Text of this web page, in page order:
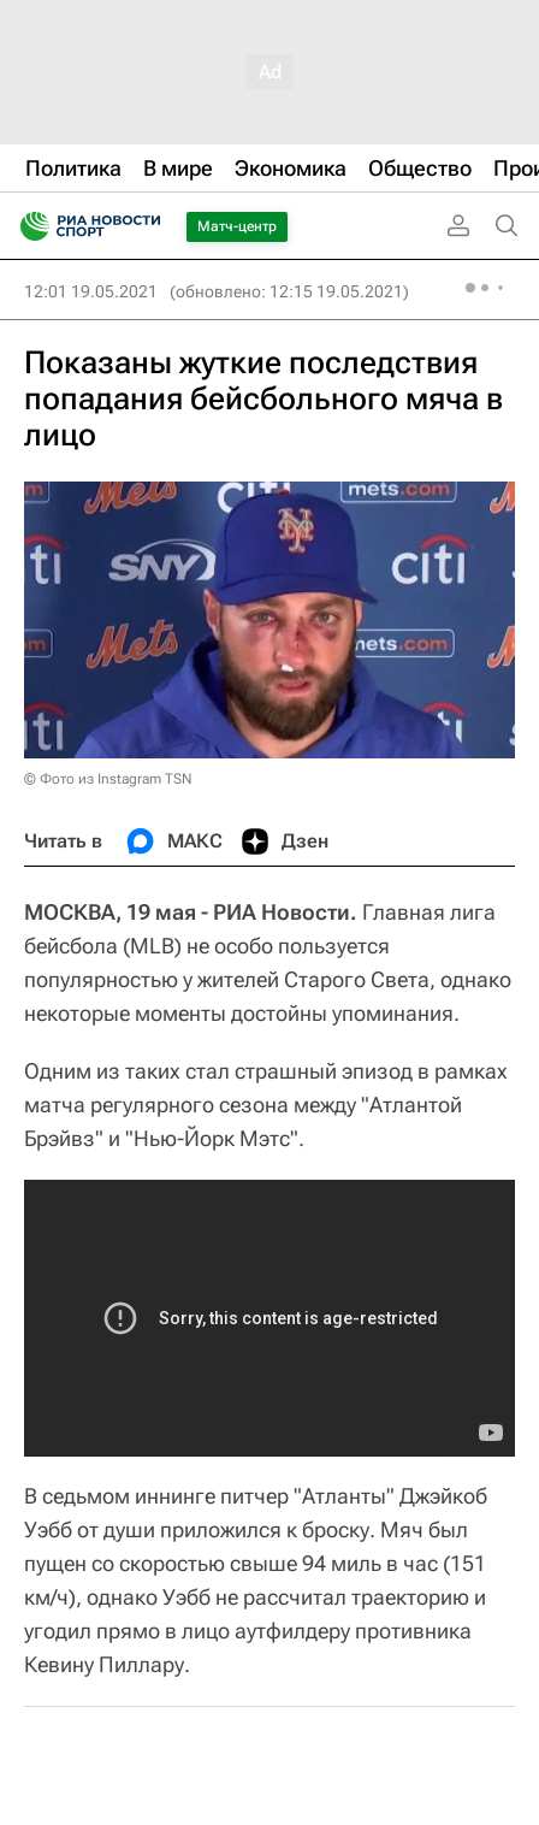
Политика В мире Экономика Общество
Матч-центр
12:01 19.05.2021 (обновлено: 12:15 19.05.2021)
Показаны жуткие последствия
попадания бейсбольного мяча в
лицо
© Фото из Instagram TSN
Читать в МАКС Дзен
МОСКВА, 19 мая - РИА Новости. Главная лига
бейсбола (MLB) не особо пользуется
популярностью у жителей Старого Света, однако
некоторые моменты достойны упоминания.
Одним из таких стал страшный эпизод в рамках
матча регулярного сезона между "Атлантой
Брэйвз" и "Нью-Йорк Мэтс".
В седьмом иннинге питчер "Атланты" Джэйкоб
Уэбб от души приложился к броску. Мяч был
пущен со скоростью свыше 94 миль в час (151
км/ч), однако Уэбб не рассчитал траекторию и
угодил прямо в лицо аутфилдеру противника
Кевину Пиллару.